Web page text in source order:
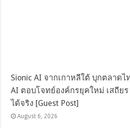
Sionic AI จากเกาหลีใต้ บุกตลาด
AI ตอบโจทย์องค์กรยุคใหม่ เสถีย
ได้จริง [Guest Post]
August 6, 2026